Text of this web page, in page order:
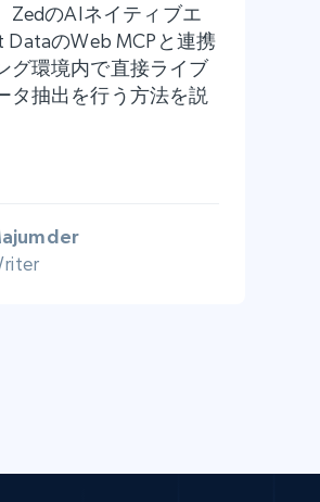
ZedのAIネイティブエ
DataのWeb MCPと連携
グ環境内で直接ライブ
タ抽出を行う方法を説